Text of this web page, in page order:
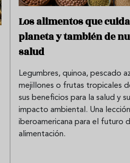
Los alimentos que
planeta y también de
salud
Legumbres, quinoa, pescado
mejillones o frutas tropicales
sus beneficios para la salud y
impacto ambiental. Una
iberoamericana para el futuro
alimentación.